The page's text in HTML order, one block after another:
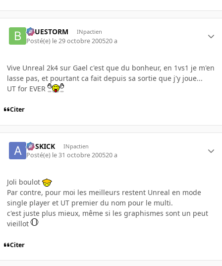
BLUESTORM INpactien
Posté(e) le 29 octobre 200520 a
Vive Unreal 2k4 sur Gael c'est que du bonheur, en 1vs1 je m'en
lasse pas, et pourtant ca fait depuis sa sortie que j'y joue...
UT for EVER
Citer
ASSKICK INpactien
Posté(e) le 31 octobre 200520 a
Joli boulot
Par contre, pour moi les meilleurs restent Unreal en mode
single player et UT premier du nom pour le multi.
c'est juste plus mieux, même si les graphismes sont un peut
vieillot
Citer